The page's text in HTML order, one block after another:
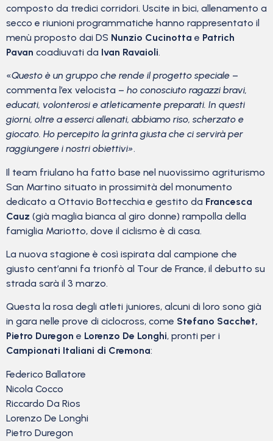
composto da tredici corridori. Uscite in bici, allenamento a
secco e riunioni programmatiche hanno rappresentato il
menù proposto dai DS Nunzio Cucinotta e Patrich
Pavan coadiuvati da Ivan Ravaioli.
«Questo è un gruppo che rende il progetto speciale –
commenta l’ex velocista – ho conosciuto ragazzi bravi,
educati, volonterosi e atleticamente preparati. In questi
giorni, oltre a esserci allenati, abbiamo riso, scherzato e
giocato. Ho percepito la grinta giusta che ci servirà per
raggiungere i nostri obiettivi».
Il team friulano ha fatto base nel nuovissimo agriturismo
San Martino situato in prossimità del monumento
dedicato a Ottavio Bottecchia e gestito da Francesca
Cauz (già maglia bianca al giro donne) rampolla della
famiglia Mariotto, dove il ciclismo è di casa.
La nuova stagione è così ispirata dal campione che
giusto cent’anni fa trionfò al Tour de France, il debutto su
strada sarà il 3 marzo.
Questa la rosa degli atleti juniores, alcuni di loro sono già
in gara nelle prove di ciclocross, come Stefano Sacchet,
Pietro Duregon e Lorenzo De Longhi, pronti per i
Campionati Italiani di Cremona:
Federico Ballatore
Nicola Cocco
Riccardo Da Rios
Lorenzo De Longhi
Pietro Duregon